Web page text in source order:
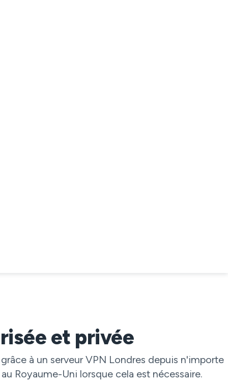
et privée
à un serveur VPN Londres depuis n'importe
Royaume-Uni lorsque cela est nécessaire.